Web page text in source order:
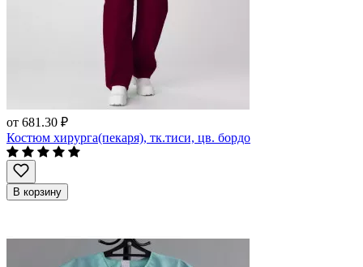
от 681.30 ₽
Костюм хирурга(пекаря), тк.тиси, цв. бордо
В корзину